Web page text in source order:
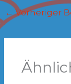
←Vorheriger